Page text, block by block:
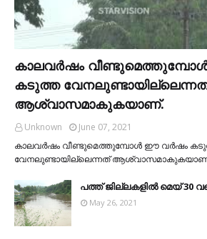
കാലവര്‍ഷം
കടുത്ത
ആശ്വാസമാകുകയാണ്.
Unknown
June 07, 2021
കാലവര്‍ഷം വീണ്ടുമെത്തുമ്പോള്‍ ഈ വര്‍ഷം
വേനലുണ്ടായില്ലെന്നത്
പത്ത് ജില്ലകളില്‍ മെയ് 30
May 26, 2021